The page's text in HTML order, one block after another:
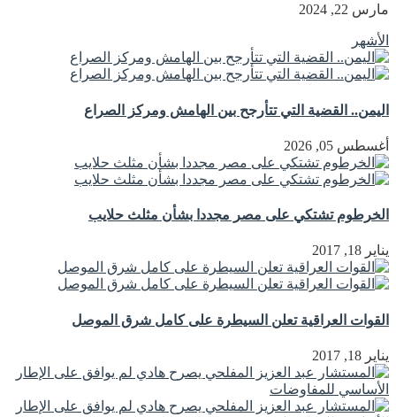
مارس 22, 2024
الأشهر
اليمن.. القضية التي تتأرجح بين الهامش ومركز الصراع
أغسطس 05, 2026
الخرطوم تشتكي على مصر مجددا بشأن مثلث حلايب
يناير 18, 2017
القوات العراقية تعلن السيطرة على كامل شرق الموصل
يناير 18, 2017